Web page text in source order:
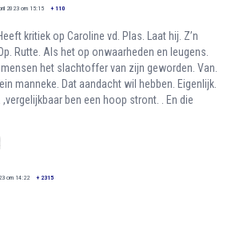
2023 om 15:15 + 110
kritiek op Caroline vd. Plas. Laat hij. Z’n
Rutte. Als het op onwaarheden en leugens.
mensen het slachtoffer van zijn geworden. Van.
manneke. Dat aandacht wil hebben. Eigenlijk.
ben een hoop stront. . En die
om 14:22 + 2315